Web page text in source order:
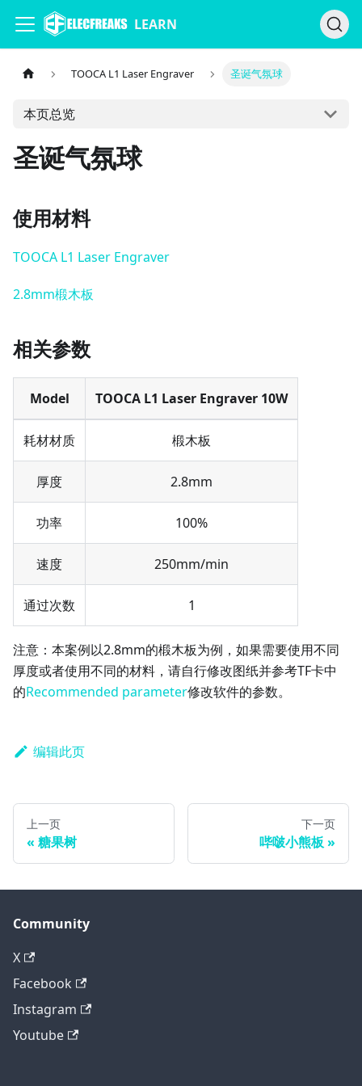
LEARN
TOOCA L1 Laser Engraver 圣诞气氛球
本页总览
圣诞气氛球
使用材料
TOOCA L1 Laser Engraver
2.8mm椴木板
相关参数
Model TOOCA L1 Laser Engraver 10W
耗材材质 椴木板
厚度 2.8mm
功率 100%
速度 250mm/min
通过次数 1
注意：本案例以2.8mm的椴木板为例，如果需要使用不同
厚度或者使用不同的材料，请自行修改图纸并参考TF卡中
的Recommended parameter修改软件的参数。
编辑此页
上一页
糖果树
下一页
哔啵小熊板
Community
X
Facebook
Instagram
Youtube